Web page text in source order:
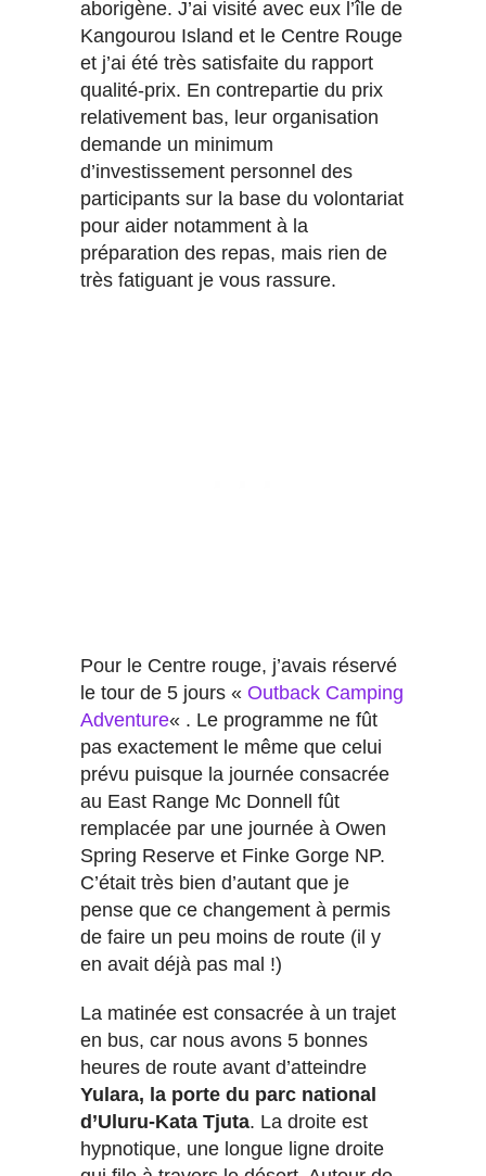
aborigène. J’ai visité avec eux l’île de
Kangourou Island et le Centre Rouge
et j’ai été très satisfaite du rapport
qualité-prix. En contrepartie du prix
relativement bas, leur organisation
demande un minimum
d’investissement personnel des
participants sur la base du volontariat
pour aider notamment à la
préparation des repas, mais rien de
très fatiguant je vous rassure.
Pour le Centre rouge, j’avais réservé
le tour de 5 jours « Outback Camping
Adventure« . Le programme ne fût
pas exactement le même que celui
prévu puisque la journée consacrée
au East Range Mc Donnell fût
remplacée par une journée à Owen
Spring Reserve et Finke Gorge NP.
C’était très bien d’autant que je
pense que ce changement à permis
de faire un peu moins de route (il y
en avait déjà pas mal !)
La matinée est consacrée à un trajet
en bus, car nous avons 5 bonnes
heures de route avant d’atteindre
Yulara, la porte du parc national
d’Uluru-Kata Tjuta. La droite est
hypnotique, une longue ligne droite